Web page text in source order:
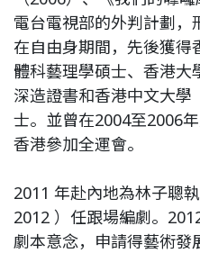
電台電視部的外判計劃，
在自由身期間，先後獲
體科藝理學碩士、香港大
深造證書和香港中文大學
士。並曾在2004至2006
香港參加全運會。
2011 年赴內地為林子聰
2012 ）任跟場編劇。
劇本意念，申請得藝術發